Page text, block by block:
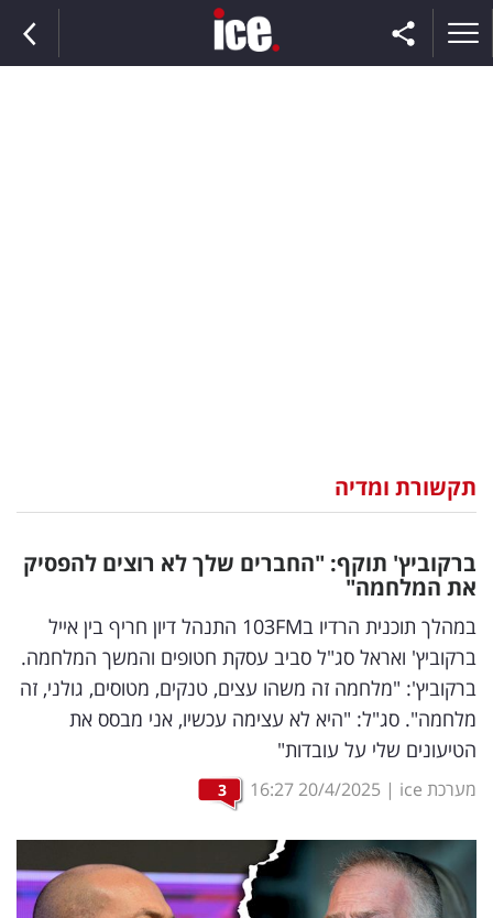
וצרכנות
דיגיטל
וטק
שיווק
ופרסום
משפט
ומחקרים
דעות
תקשורת ומדיה
ברקוביץ' תוקף: "החברים שלך לא רוצים להפסיק
את המלחמה"
במהלך תוכנית הרדיו ב103FM התנהל דיון חריף בין אייל
ברקוביץ' ואראל סג"ל סביב עסקת חטופים והמשך המלחמה.
ברקוביץ': "מלחמה זה משהו עצים, טנקים, מטוסים, גולני, זה
מלחמה". סג"ל: "היא לא עצימה עכשיו, אני מבסס את
הטיעונים שלי על עובדות"
מערכת ice |
20/4/2025
16:27
3